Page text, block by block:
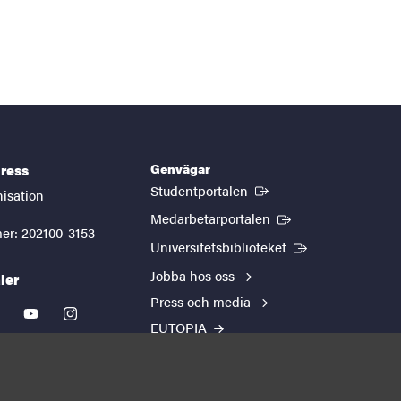
202100-3153
youtubeinstagram
Genvägar
Studentportalen (Extern länk)
Medarbetarportalen (Extern länk)
Universitetsbiblioteket (Extern länk)
Jobba hos oss
Press och media
EUTOPIA